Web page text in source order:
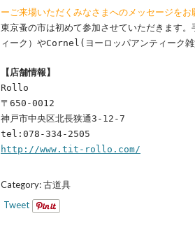
ーご来場いただくみなさまへのメッセージをお
東京蚤の市は初めて参加させていただきます
ィーク）やCornel(ヨーロッパアンティーク
【店舗情報】
Rollo
〒650-0012
神戸市中央区北長狭通3-12-7
tel:078-334-2505
http://www.tit-rollo.com/
Category:古道具
Tweet